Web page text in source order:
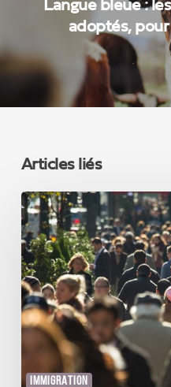
Langue bleue :
adoptés,
Articles liés
IMMIGRATION
L’immigration
choisie
est
une
opportunité,
l’immigration
illégale
un
fléau.
Comprendre
cela